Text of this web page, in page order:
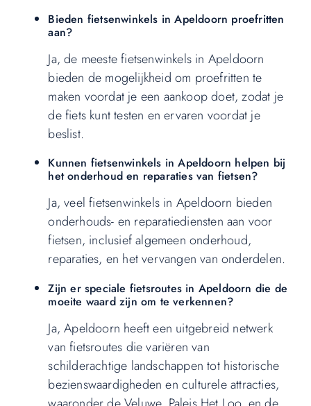
Bieden fietsenwinkels in Apeldoorn proefritten
aan?
Ja, de meeste fietsenwinkels in Apeldoorn
bieden de mogelijkheid om proefritten te
maken voordat je een aankoop doet, zodat je
de fiets kunt testen en ervaren voordat je
beslist.
Kunnen fietsenwinkels in Apeldoorn helpen bij
het onderhoud en reparaties van fietsen?
Ja, veel fietsenwinkels in Apeldoorn bieden
onderhouds- en reparatiediensten aan voor
fietsen, inclusief algemeen onderhoud,
reparaties, en het vervangen van onderdelen.
Zijn er speciale fietsroutes in Apeldoorn die de
moeite waard zijn om te verkennen?
Ja, Apeldoorn heeft een uitgebreid netwerk
van fietsroutes die variëren van
schilderachtige landschappen tot historische
bezienswaardigheden en culturele attracties,